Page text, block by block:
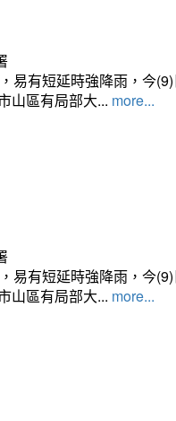
易有短延時強降雨，今
山區有局部大... more...
易有短延時強降雨，今
山區有局部大... more...